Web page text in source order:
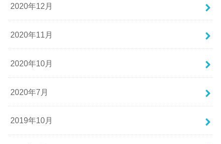
2020年12月
2020年11月
2020年10月
2020年7月
2019年10月